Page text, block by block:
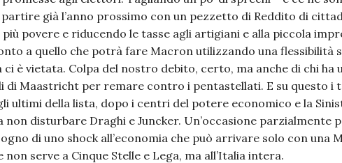
già l’anno prossimo con un pezzetto di Reddito di
povere e riducendo le tasse agli artigiani e alla piccola
a quello che potrà fare Macron utilizzando una flessibilità
ci è vietata. Colpa del nostro debito, certo, ma anche di chi ha
di Maastricht per remare contro i pentastellati. E su questo i
ultimi della lista, dopo i centri del potere economico e la
disturbare Draghi e Juncker. Un’occasione parzialmente
di uno shock all’economia che può arrivare solo con una
non serve a Cinque Stelle e Lega, ma all’Italia intera.